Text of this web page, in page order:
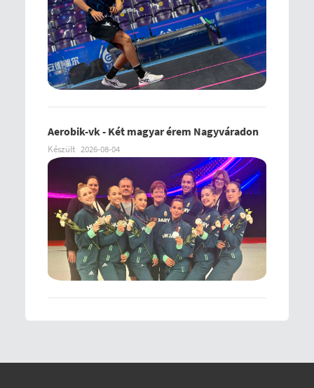
Aerobik-vk - Két magyar érem Nagyváradon
Készült 2026-08-04